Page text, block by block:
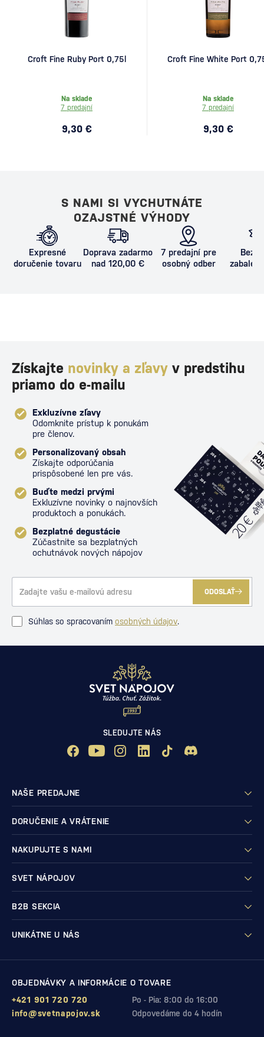
Croft Fine Ruby Port 0,75l
Na sklade
7 predajní
9,30 €
Croft Fine White Port
Na sklade
7 predajní
9,30 €
S NAMI SI VYCHUTNÁTE
OZAJSTNÉ VÝHODY
Expresné
doručenie tovaru
Doprava zadarmo
nad 120,00 €
7 predajní pre
osobný odber
Získajte novinky a zľavy v predstihu
priamo do e-mailu
Exkluzívne zľavy
Odomknite prístup k ponukám
pre členov.
Personalizovaný obsah
Získajte odporúčania
prispôsobené len pre vás.
Buďte medzi prvými
Exkluzívne novinky o najnovších
produktoch a ponukách.
Bezplatné degustácie
Zúčastnite sa bezplatných
ochutnávok nových nápojov
ODOSLAŤ
Súhlas so spracovaním osobných údajov.
SLEDUJTE NÁS
NAŠE PREDAJNE
DORUČENIE A VRÁTENIE
NAKUPUJTE S NAMI
SVET NÁPOJOV
B2B SEKCIA
UNIKÁTNE U NÁS
OBJEDNÁVKY A INFORMÁCIE O TOVARE
Po - Pia: 8:00 do 16:00
+421 901 720 720
Odpovedáme do 4 hodín
info@svetnapojov.sk